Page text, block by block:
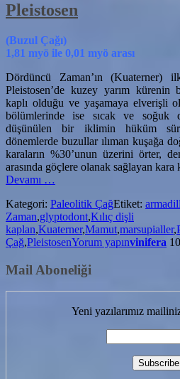
Pleistosen
(Buzul Çağı)
1,81 myö ile 0,01 myö arası
Dördüncü Zaman’ın
Pleistosen’de kuzey yarım kürenin
kaplı olduğu ve yaşamaya elverişli
bölümlerinde ise sıcak ve soğuk
düşünülen bir iklimin hüküm
dönemlerde buzullar ılıman kuşağa
karaların %30’unun üzerini örter,
arasında göçlere olanak sağlayan
Devamı …
Kategori: Paleolitik ÇağEtiket:
Zaman,glyptodont,Kılıç dişli
kaplan,Kuaterner,Mamut,marsupialler,
Çağ,PleistosenYorum yapınvinifera
Mail Aboneliği
Yeni yazılarımız